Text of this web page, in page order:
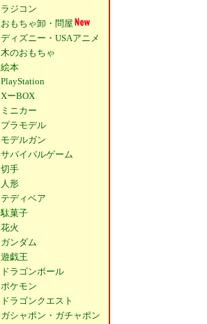
ラジコン
おもちゃ卸・問屋
ディズニー・USAアニメ
木のおもちゃ
絵本
PlayStation
XーBOX
ミニカー
プラモデル
モデルガン
サバイバルゲーム
切手
人形
テディベア
駄菓子
花火
ガンダム
遊戯王
ドラゴンボール
ポケモン
ドラゴンクエスト
ガシャポン・ガチャポン